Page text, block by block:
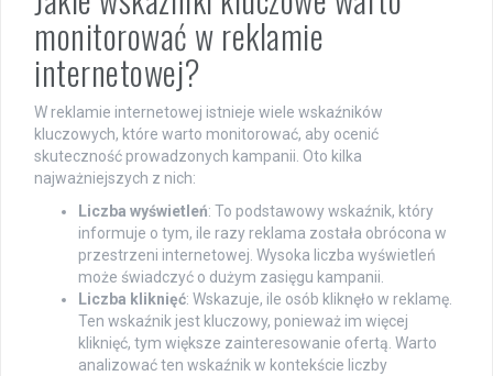
monitorować w reklamie
internetowej?
W reklamie internetowej istnieje wiele wskaźników
kluczowych, które warto monitorować, aby ocenić
skuteczność prowadzonych kampanii. Oto kilka
najważniejszych z nich:
Liczba wyświetleń: To podstawowy wskaźnik, który
informuje o tym, ile razy reklama została obrócona w
przestrzeni internetowej. Wysoka liczba wyświetleń
może świadczyć o dużym zasięgu kampanii.
Liczba kliknięć: Wskazuje, ile osób kliknęło w reklamę.
Ten wskaźnik jest kluczowy, ponieważ im więcej
kliknięć, tym większe zainteresowanie ofertą. Warto
analizować ten wskaźnik w kontekście liczby